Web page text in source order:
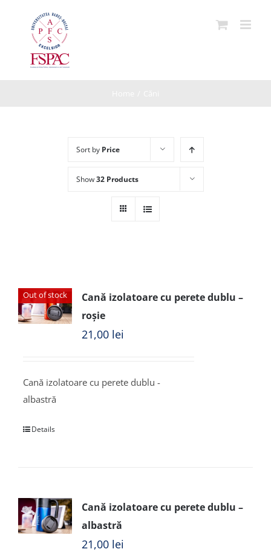
Sort by Price
Show32 Products
Out of stock
Cană izolatoare cu perete dublu –
roșie
21,00 lei
Cană izolatoare cu perete dublu -
albastră
Details
Cană izolatoare cu perete dublu –
albastră
21,00 lei